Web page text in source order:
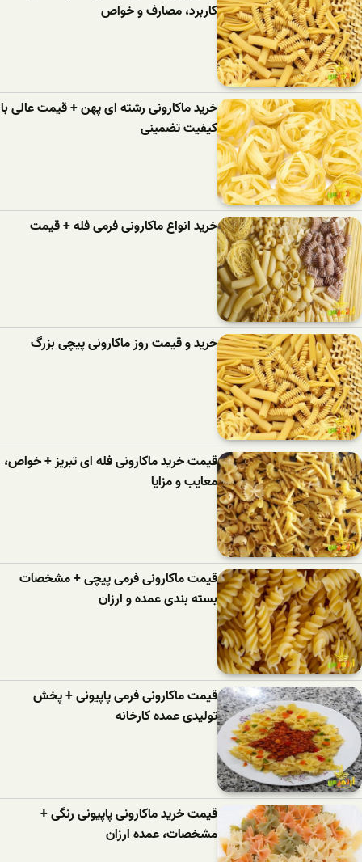
کاربرد، مصارف و خواص
خرید ماکارونی رشته ای پهن + قیمت عالی با
کیفیت تضمینی
خرید انواع ماکارونی فرمی فله + قیمت
خرید و قیمت روز ماکارونی پیچی بزرگ
قیمت خرید ماکارونی فله ای تبریز + خواص،
معایب و مزایا
قیمت ماکارونی فرمی پیچی + مشخصات
بسته بندی عمده و ارزان
قیمت ماکارونی فرمی پاپیونی + پخش
تولیدی عمده کارخانه
قیمت خرید ماکارونی پاپیونی رنگی +
مشخصات، عمده ارزان